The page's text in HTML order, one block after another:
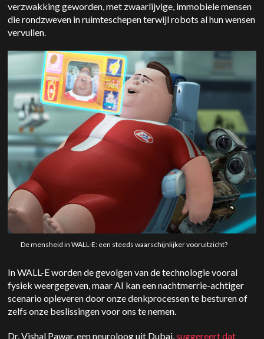
verzwakking geworden, met zwaarlijvige, immobiele mensen
die rondzweven in ruimteschepen terwijl robots al hun wensen
vervullen.
De mensheid in WALL-E: een steeds waarschijnlijker vooruitzicht?
In WALL-E worden de gevolgen van de technologie vooral
fysiek weergegeven, maar AI kan een nachtmerrie-achtiger
scenario opleveren door onze denkprocessen te besturen of
zelfs onze beslissingen voor ons te nemen.
Dr. Vishal Pawar, een neuroloog uit Dubai,suggereert dat